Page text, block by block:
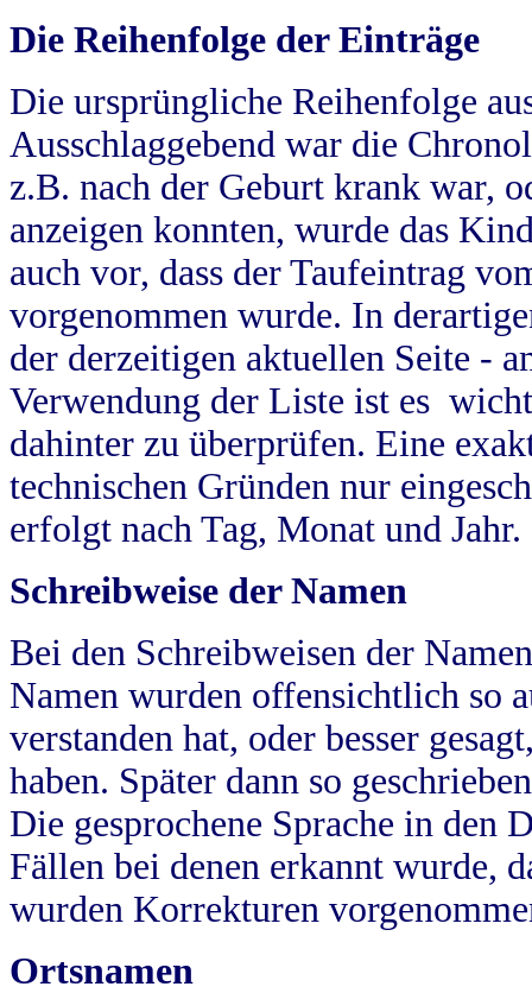
Die Reihenfolge der Einträge
Die ursprüngliche Reihenfolge
Ausschlaggebend war die
z.B. nach der Geburt krank war,
anzeigen konnten, wurde das
auch vor, dass der Taufeintrag
vorgenommen wurde. In
der derzeitigen aktuellen Seite -
Verwendung der Liste ist es
dahinter zu überprüfen. Eine
technischen Gründen nur
erfolgt nach Tag, Monat und Jahr.
Schreibweise der Namen
Bei den Schreibweisen der
Namen wurden offensichtlich so
verstanden hat, oder besser
haben. Später dann so
Die gesprochene Sprache in
Fällen bei denen erkannt wurde,
wurden Korrekturen
Ortsnamen